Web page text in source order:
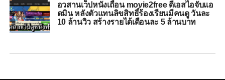
อวสานเว็ปหนังเถื่อน movie2free ดีเอสไอจับแอ
ดมิน หลังตัวแทนลิขสิทธิ์ร้องเรียนมีคนดู วันละ
10 ล้านวิว สร้างรายได้เดือนละ 5 ล้านบาท